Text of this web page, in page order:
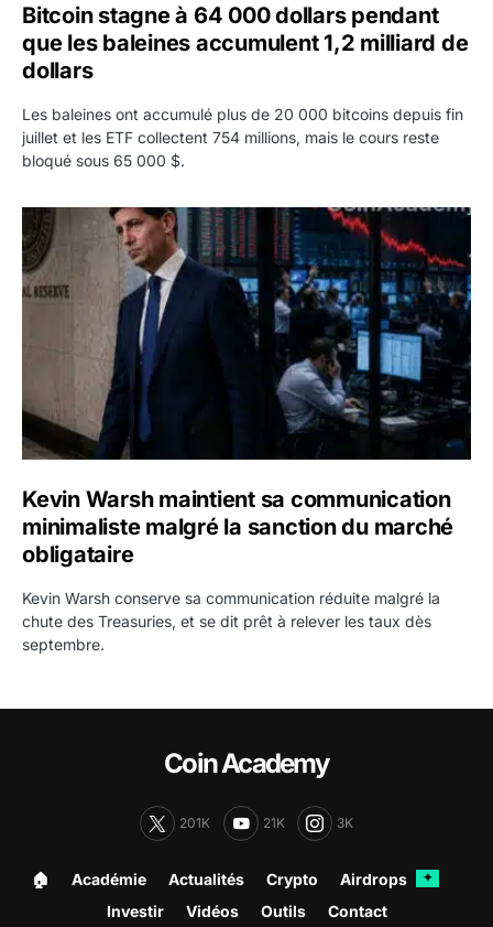
Bitcoin stagne à 64 000 dollars pendant
que les baleines accumulent 1,2 milliard de
dollars
Les baleines ont accumulé plus de 20 000 bitcoins depuis fin
juillet et les ETF collectent 754 millions, mais le cours reste
bloqué sous 65 000 $.
Kevin Warsh maintient sa communication minimaliste
Kevin Warsh maintient sa communication
minimaliste malgré la sanction du marché
obligataire
Kevin Warsh conserve sa communication réduite malgré la
chute des Treasuries, et se dit prêt à relever les taux dès
septembre.
Coin Academy
201K 21K 3K
🏠︎ Académie Actualités Crypto Airdrops ✦
Investir Vidéos Outils Contact